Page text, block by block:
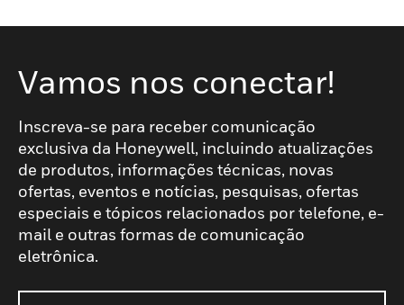
Vamos nos conectar!
Inscreva-se para receber comunicação
exclusiva da Honeywell, incluindo atualizações
de produtos, informações técnicas, novas
ofertas, eventos e notícias, pesquisas, ofertas
especiais e tópicos relacionados por telefone, e-
mail e outras formas de comunicação
eletrônica.